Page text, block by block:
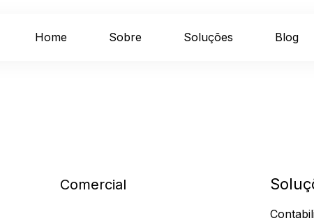
Home Sobre Soluções Blog
Comercial